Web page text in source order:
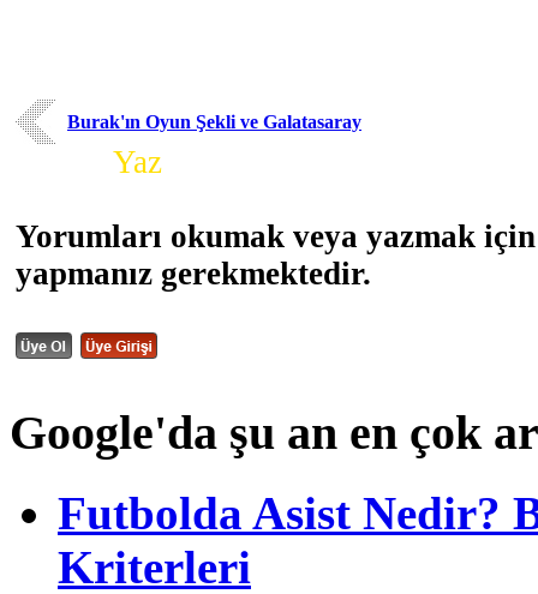
Burak'ın Oyun Şekli ve Galatasaray
Yaz
Yorumları okumak veya yazmak
yapmanız gerekmektedir.
Google'da şu an en çok
Futbolda Asist Nedir?
Kriterleri